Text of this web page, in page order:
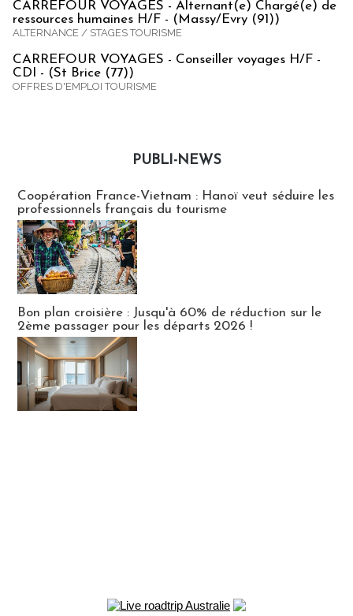
CARREFOUR VOYAGES - Alternant(e) Chargé(e) de
ressources humaines H/F - (Massy/Evry (91))
ALTERNANCE / STAGES TOURISME
CARREFOUR VOYAGES - Conseiller voyages H/F -
CDI - (St Brice (77))
OFFRES D'EMPLOI TOURISME
PUBLI-NEWS
Coopération France-Vietnam : Hanoï veut séduire les
professionnels français du tourisme
Bon plan croisière : Jusqu'à 60% de réduction sur le
2ème passager pour les départs 2026 !